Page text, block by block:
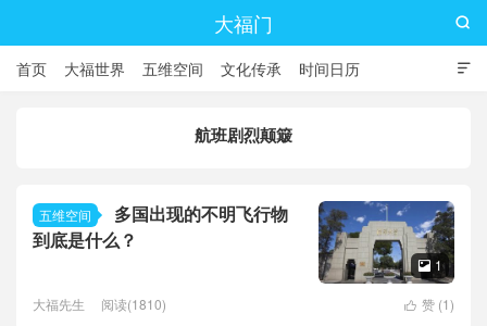
大福门

首页 大福世界 五维空间 文化传承 时间日历

航班剧烈颠簸
五维空间
多国出现的不明飞行物
到底是什么？
 1
 赞 (1)
大福先生 阅读(1810)